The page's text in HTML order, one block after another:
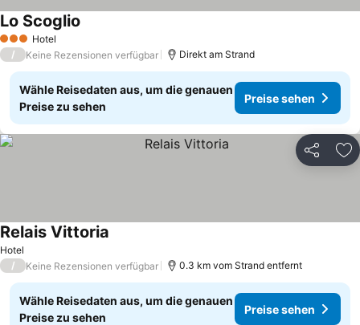
3 SterneHotel
Lo Scoglio
/ Keine Rezensionen verfügbar Direkt am Strand
Wähle Reisedaten aus, um die genauen
Preise zu sehen
Preise sehen
Teilen
Hotel
Relais Vittoria
/ Keine Rezensionen verfügbar 0.3 km vom Strand entfernt
Wähle Reisedaten aus, um die genauen
Preise zu sehen
Preise sehen